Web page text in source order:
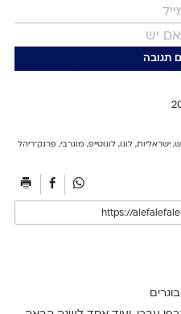
תגובה
, ישראליות, לוגו, לוגוטייפ, מוגרבי, פרנק־ריהל